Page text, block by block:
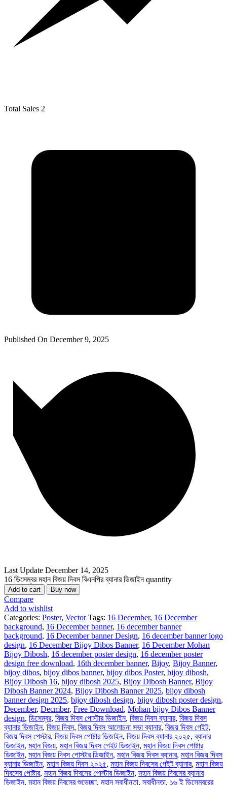
Total Sales 2
Published On December 9, 2025
Last Update December 14, 2025
16 ডিসেম্বর মহান বিজয় দিবস বিএনপির ব্যানার ডিজাইন quantity
Add to cart Buy now
Compare
Add to wishlist
Categories: Poster, Vector Tags: 16 December, 16 December
background, 16 December banner, 16 december banner
background, 16 December banner Design, 16 december banner logo
design, 16 December Bijoy Dibos Banner, 16 December Mohan
Bijoy Dibosh, 16 december poster design, 16 december poster
design free download, 16th december banner, Bijoy, Bijoy Banner,
bijoy dibos, bijoy dibos banner, bijoy dibos Poster, bijoy dibosh,
Bijoy Dibosh 16, bijoy dibosh 2025, Bijoy Dibosh Banner, Bijoy
Dibosh Banner 2024, Bijoy Dibosh Banner 2025, bijoy dibosh
banner design 2025, bijoy dibosh design, bijoy dibosh poster design,
December, Decmber, Free Download, Mohan bijoy Dibos Banner
design, ডিসেম্বর, বিজয় দিবস পোস্টার ডিজাইন, বিজয় দিবস ব্যানার, বিজয় দিবস
ব্যানার ডিজাইন, বিজয় দিবস, বিজয় দিবস আলোচনা সভা ব্যানার, বিজয় দিবস গেইট,
বিজয় দিবস পেস্টার, বিজয় দিবস পোষ্টার ডিজাইন, বিজয় দিবস ব্যানার ২০২৫, ব্যানার
ডিজাইন, মহান বিজয়, মহান বিজয় দিবস গেইট ডিজাইন, মহান বিজয় দিবস পোষ্টার
ডিজাইন, মহান বিজয় দিবস পোস্টার ডিজাইন, মহান বিজয় দিবস ব্যানার, মহান বিজয় দিবস
ব্যানার ডিজাইন, মহান বিজয় দিবস ২০২৫, মহান বিজয় দিবসের গেইট ব্যানার, মহান বিজয়
দিবসের পোষ্টার, মহান বিজয় দিবসের পোস্টার ডিজাইন, মহান বিজয় দিবসের ব্যানার
ডিজাইন, মহান বিজয় দিবসের শুভেচ্ছা, মহান স্বাধীনতা, স্বাধীনতা, ১৬ ই ডিসেম্বরের